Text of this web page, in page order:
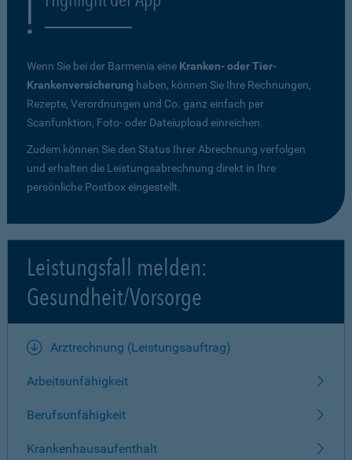
Wenn Sie bei der Barmenia eine Kranken- oder Tier-
Krankenversicherung haben, können Sie Ihre Rechnungen,
Rezepte, Verordnungen und Co. ganz einfach per
Scanfunktion, Foto- oder Dateiupload einreichen.
Zudem können Sie den Status Ihrer Abrechnung verfolgen
und erhalten die Leistungsabrechnung direkt in Ihre
persönliche Postbox eingestellt.
Leistungsfall melden:
Gesundheit/Vorsorge
Arztrechnung (Leistungsauftrag)
Arbeitsunfähigkeit
Berufsunfähigkeit
Krankenhausaufenthalt